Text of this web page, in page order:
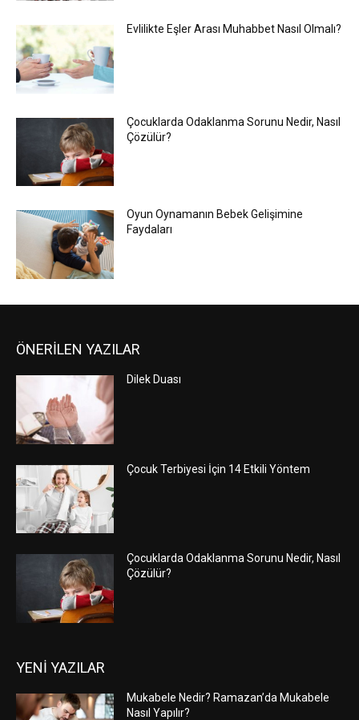
Evlilikte Eşler Arası Muhabbet Nasıl Olmalı?
Çocuklarda Odaklanma Sorunu Nedir, Nasıl
Çözülür?
Oyun Oynamanın Bebek Gelişimine
Faydaları
ÖNERİLEN YAZILAR
Dilek Duası
Çocuk Terbiyesi İçin 14 Etkili Yöntem
Çocuklarda Odaklanma Sorunu Nedir, Nasıl
Çözülür?
YENİ YAZILAR
Mukabele Nedir? Ramazan’da Mukabele
Nasıl Yapılır?